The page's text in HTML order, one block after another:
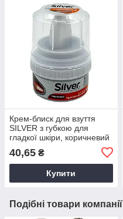
Крем-блиск для взуття
SILVER з губкою для
гладкої шкіри, коричневий
40,65 ₴
Купити
Подібні товари компанії